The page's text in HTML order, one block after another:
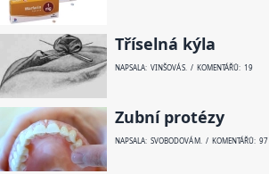
Tříselná kýla
NAPSALA: VINŠOVÁ S. / KOMENTÁŘŮ: 19
Zubní protézy
NAPSALA: SVOBODOVÁ M. / KOMENTÁŘŮ: 97